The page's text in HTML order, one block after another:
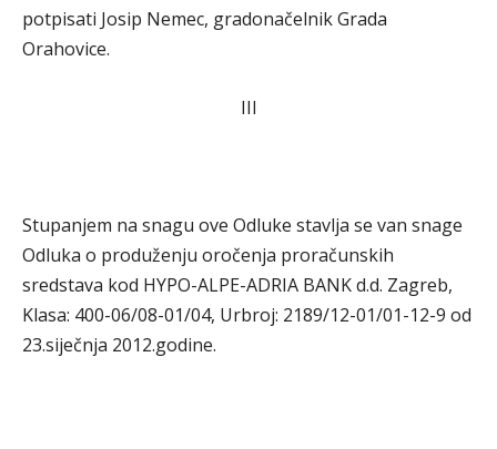
potpisati Josip Nemec, gradonačelnik Grada
Orahovice.
III
Stupanjem na snagu ove Odluke stavlja se van snage
Odluka o produženju oročenja proračunskih
sredstava kod HYPO-ALPE-ADRIA BANK d.d. Zagreb,
Klasa: 400-06/08-01/04, Urbroj: 2189/12-01/01-12-9 od
23.siječnja 2012.godine.